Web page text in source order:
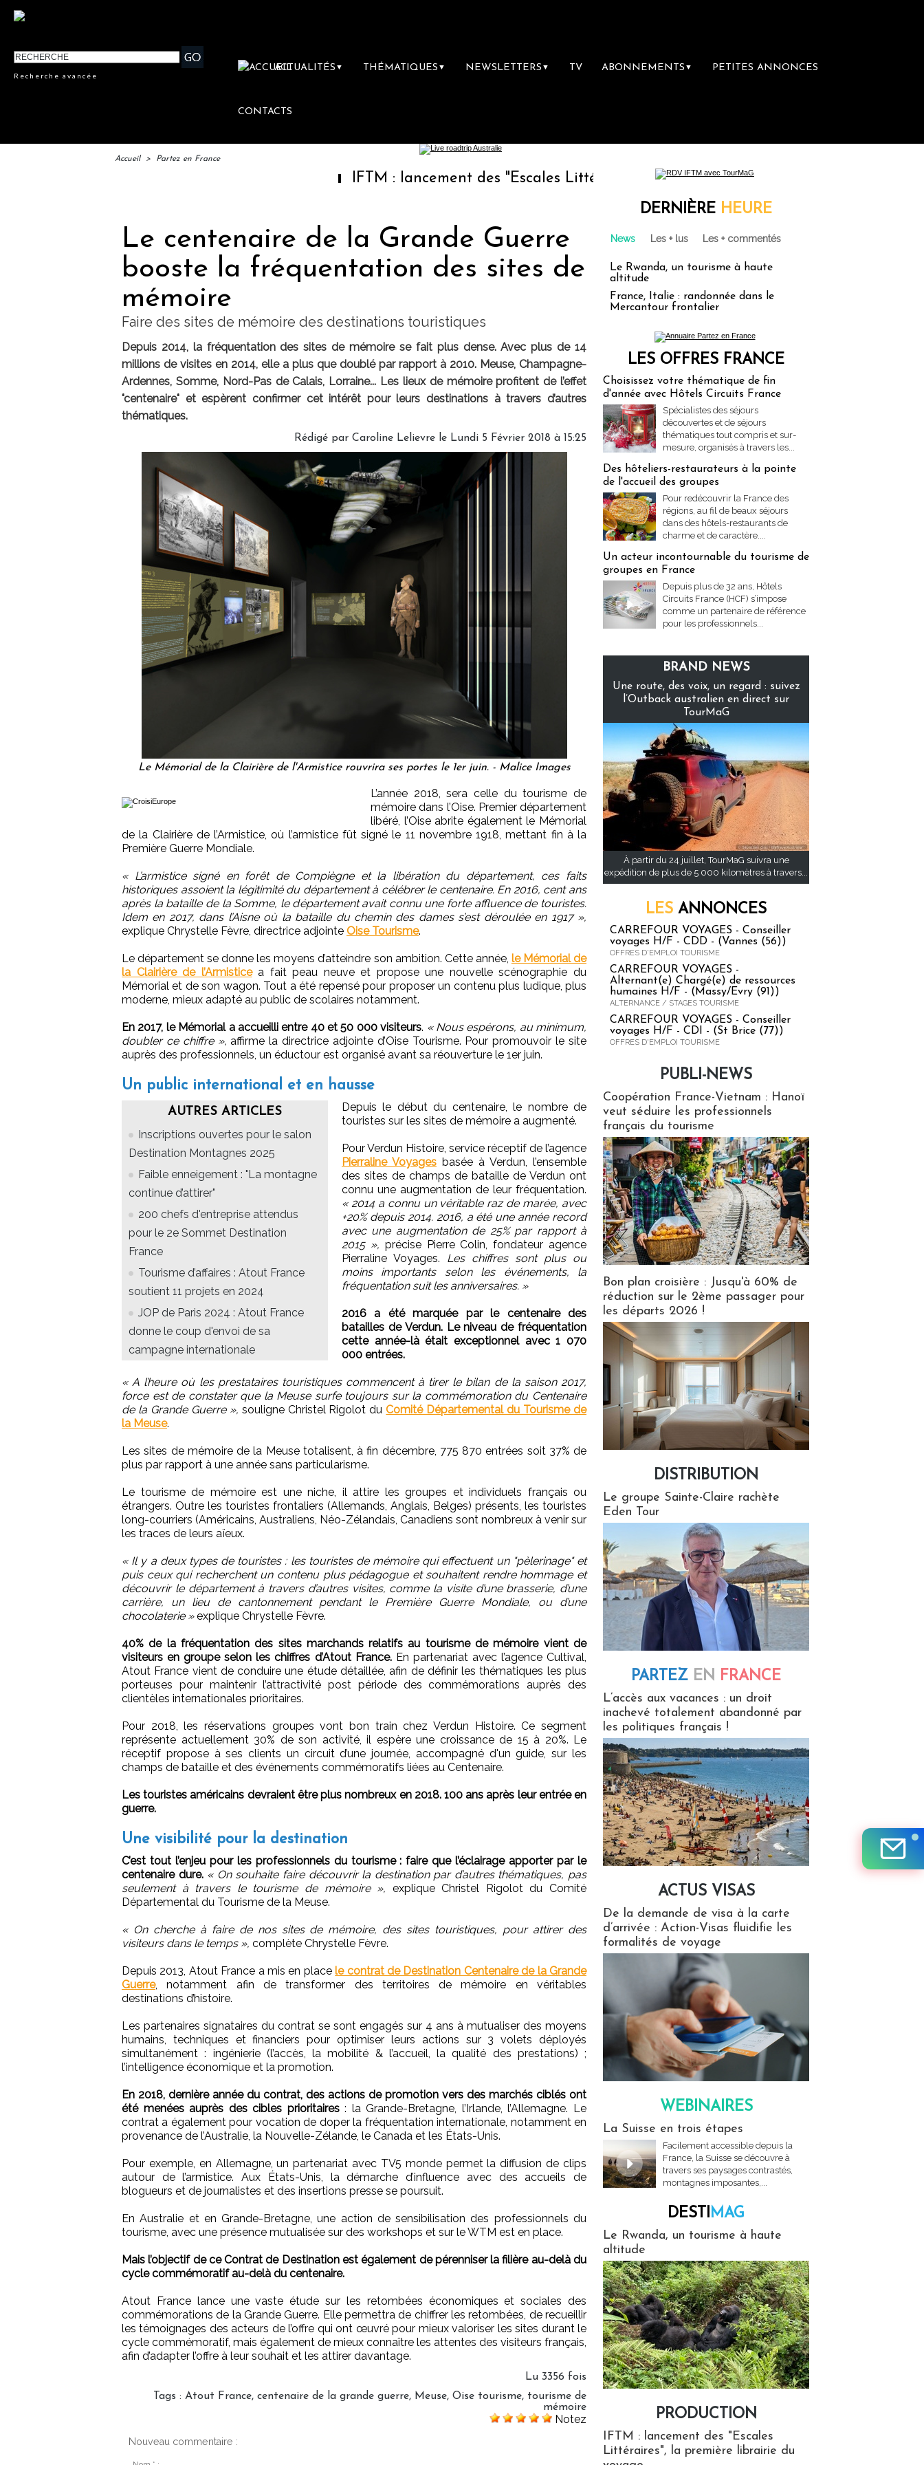
Recherche avancée
ACTUALITÉS ▼ THÉMATIQUES ▼ NEWSLETTERS ▼ TV ABONNEMENTS ▼ PETITES ANNONCES
CONTACTS
Accueil > Partez en France
IFTM : lancement des "Escales Littéraires", la première librairie du voyage
Le centenaire de la Grande Guerre
booste la fréquentation des sites de
mémoire
Faire des sites de mémoire des destinations touristiques
Depuis 2014, la fréquentation des sites de mémoire se fait plus dense. Avec plus de 14
millions de visites en 2014, elle a plus que doublé par rapport à 2010. Meuse, Champagne-
Ardennes, Somme, Nord-Pas de Calais, Lorraine... Les lieux de mémoire profitent de l’effet
"centenaire" et espèrent confirmer cet intérêt pour leurs destinations à travers d’autres
thématiques.
Rédigé par Caroline Lelievre le Lundi 5 Février 2018 à 15:25
Le Mémorial de la Clairière de l'Armistice rouvrira ses portes le 1er juin. - Malice Images
L’année 2018, sera celle du tourisme de
mémoire dans l’Oise. Premier département
libéré, l’Oise abrite également le Mémorial
de la Clairière de l’Armistice, où l’armistice fût signé le 11 novembre 1918, mettant fin à la
Première Guerre Mondiale.
« L’armistice signé en forêt de Compiègne et la libération du département, ces faits
historiques assoient la légitimité du département à célébrer le centenaire. En 2016, cent ans
après la bataille de la Somme, le département avait connu une forte affluence de touristes.
Idem en 2017, dans l’Aisne où la bataille du chemin des dames s’est déroulée en 1917 »,
explique Chrystelle Fèvre, directrice adjointe Oise Tourisme.
Le département se donne les moyens d’atteindre son ambition. Cette année, le Mémorial de
la Clairière de l’Armisticea fait peau neuve et propose une nouvelle scénographie du
Mémorial et de son wagon. Tout a été repensé pour proposer un contenu plus ludique, plus
moderne, mieux adapté au public de scolaires notamment.
En 2017, le Mémorial a accueilli entre 40 et 50 000 visiteurs. « Nous espérons, au minimum,
doubler ce chiffre », affirme la directrice adjointe d’Oise Tourisme. Pour promouvoir le site
auprès des professionnels, un éductour est organisé avant sa réouverture le 1er juin.
Un public international et en hausse
AUTRES ARTICLES
Inscriptions ouvertes pour le salon
Destination Montagnes 2025
Faible enneigement : "La montagne
continue d’attirer"
200 chefs d'entreprise attendus
pour le 2e Sommet Destination
France
Tourisme d’affaires : Atout France
soutient 11 projets en 2024
JOP de Paris 2024 : Atout France
donne le coup d'envoi de sa
campagne internationale
Depuis le début du centenaire, le nombre de
touristes sur les sites de mémoire a augmenté.
Pour Verdun Histoire, service réceptif de l’agence
Pierraline Voyages basée à Verdun, l’ensemble
des sites de champs de bataille de Verdun ont
connu une augmentation de leur fréquentation.
« 2014 a connu un véritable raz de marée, avec
+20% depuis 2014. 2016, a été une année record
avec une augmentation de 25% par rapport à
2015 », précise Pierre Colin, fondateur agence
Pierraline Voyages. Les chiffres sont plus ou
moins importants selon les événements, la
fréquentation suit les anniversaires. »
2016 a été marquée par le centenaire des
batailles de Verdun. Le niveau de fréquentation
cette année-là était exceptionnel avec 1 070
000 entrées.
« A l’heure où les prestataires touristiques commencent à tirer le bilan de la saison 2017,
force est de constater que la Meuse surfe toujours sur la commémoration du Centenaire
de la Grande Guerre », souligne Christel Rigolot du ‎Comité Départemental du Tourisme de
la Meuse.
Les sites de mémoire de la Meuse totalisent, à fin décembre, 775 870 entrées soit 37% de
plus par rapport à une année sans particularisme.
Le tourisme de mémoire est une niche, il attire les groupes et individuels français ou
étrangers. Outre les touristes frontaliers (Allemands, Anglais, Belges) présents, les touristes
long-courriers (Américains, Australiens, Néo-Zélandais, Canadiens sont nombreux à venir sur
les traces de leurs aïeux.
« Il y a deux types de touristes : les touristes de mémoire qui effectuent un "pèlerinage" et
puis ceux qui recherchent un contenu plus pédagogue et souhaitent rendre hommage et
découvrir le département à travers d’autres visites, comme la visite d’une brasserie, d’une
carrière, un lieu de cantonnement pendant le Première Guerre Mondiale, ou d’une
chocolaterie »explique Chrystelle Fèvre.
40% de la fréquentation des sites marchands relatifs au tourisme de mémoire vient de
visiteurs en groupe selon les chiffres d’Atout France.En partenariat avec l’agence Cultival,
Atout France vient de conduire une étude détaillée, afin de définir les thématiques les plus
porteuses pour maintenir l’attractivité post période des commémorations auprès des
clientèles internationales prioritaires.
Pour 2018, les réservations groupes vont bon train chez Verdun Histoire. Ce segment
représente actuellement 30% de son activité, il espère une croissance de 15 à 20%. Le
réceptif propose à ses clients un circuit d’une journée, accompagné d'un guide, sur les
champs de bataille et des événements commémoratifs liées au Centenaire.
Les touristes américains devraient être plus nombreux en 2018. 100 ans après leur entrée en
guerre.
Une visibilité pour la destination
C’est tout l’enjeu pour les professionnels du tourisme : faire que l’éclairage apporter par le
centenaire dure. « On souhaite faire découvrir la destination par d’autres thématiques, pas
seulement à travers le tourisme de mémoire », explique Christel Rigolot du ‎Comité
Départemental du Tourisme de la Meuse.
« On cherche à faire de nos sites de mémoire, des sites touristiques, pour attirer des
visiteurs dans le temps », complète Chrystelle Fèvre.
Depuis 2013, Atout France a mis en placele contrat de Destination Centenaire de la Grande
Guerre, notamment afin de transformer des territoires de mémoire en véritables
destinations d’histoire.
Les partenaires signataires du contrat se sont engagés sur 4 ans à mutualiser des moyens
humains, techniques et financiers pour optimiser leurs actions sur 3 volets déployés
simultanément : ingénierie (l’accès, la mobilité & l’accueil, la qualité des prestations) ;
l’intelligence économique et la promotion.
En 2018, dernière année du contrat, des actions de promotion vers des marchés ciblés ont
été menées auprès des cibles prioritaires: la Grande-Bretagne, l’Irlande, l’Allemagne. Le
contrat a également pour vocation de doper la fréquentation internationale, notamment en
provenance de l’Australie, la Nouvelle-Zélande, le Canada et les États-Unis.
Pour exemple, en Allemagne, un partenariat avec TV5 monde permet la diffusion de clips
autour de l’armistice. Aux États-Unis, la démarche d’influence avec des accueils de
blogueurs et de journalistes et des insertions presse se poursuit.
En Australie et en Grande-Bretagne, une action de sensibilisation des professionnels du
tourisme, avec une présence mutualisée sur des workshops et sur le WTM est en place.
Mais l’objectif de ce Contrat de Destination est également de pérenniser la filière au-delà du
cycle commémoratif au-delà du centenaire.
Atout France lance une vaste étude sur les retombées économiques et sociales des
commémorations de la Grande Guerre. Elle permettra de chiffrer les retombées, de recueillir
les témoignages des acteurs de l’offre qui ont œuvré pour mieux valoriser les sites durant le
cycle commémoratif, mais également de mieux connaître les attentes des visiteurs français,
afin d’adapter l’offre à leur souhait et les attirer davantage.
Lu 3356 fois
Tags : Atout France, centenaire de la grande guerre, Meuse, Oise tourisme, tourisme de
mémoire
Notez
Nouveau commentaire :
DERNIÈRE HEURE
News Les + lus Les + commentés
Le Rwanda, un tourisme à haute
altitude
France, Italie : randonnée dans le
Mercantour frontalier
LES OFFRES FRANCE
Choisissez votre thématique de fin
d'année avec Hôtels Circuits France
Spécialistes des séjours
découvertes et de séjours
thématiques tout compris et sur-
mesure, organisés à travers les...
Des hôteliers-restaurateurs à la pointe
de l'accueil des groupes
Pour redécouvrir la France des
régions, au fil de beaux séjours
dans des hôtels-restaurants de
charme et de caractère....
Un acteur incontournable du tourisme de
groupes en France
Depuis plus de 32 ans, Hôtels
Circuits France (HCF) s’impose
comme un partenaire de référence
pour les professionnels...
BRAND NEWS
Une route, des voix, un regard : suivez
l’Outback australien en direct sur
TourMaG
À partir du 24 juillet, TourMaG suivra une
expédition de plus de 5 000 kilomètres à travers...
LES ANNONCES
CARREFOUR VOYAGES - Conseiller
voyages H/F - CDD - (Vannes (56))
OFFRES D'EMPLOI TOURISME
CARREFOUR VOYAGES -
Alternant(e) Chargé(e) de ressources
humaines H/F - (Massy/Evry (91))
ALTERNANCE / STAGES TOURISME
CARREFOUR VOYAGES - Conseiller
voyages H/F - CDI - (St Brice (77))
OFFRES D'EMPLOI TOURISME
PUBLI-NEWS
Coopération France-Vietnam : Hanoï
veut séduire les professionnels
français du tourisme
Bon plan croisière : Jusqu'à 60% de
réduction sur le 2ème passager pour
les départs 2026 !
DISTRIBUTION
Le groupe Sainte-Claire rachète
Eden Tour
PARTEZ EN FRANCE
L’accès aux vacances : un droit
inachevé totalement abandonné par
les politiques français !
ACTUS VISAS
De la demande de visa à la carte
d’arrivée : Action-Visas fluidifie les
formalités de voyage
WEBINAIRES
La Suisse en trois étapes
Facilement accessible depuis la
France, la Suisse se découvre à
travers ses paysages contrastés,
montagnes imposantes,...
DESTIMAG
Le Rwanda, un tourisme à haute
altitude
PRODUCTION
IFTM : lancement des "Escales
Littéraires", la première librairie du